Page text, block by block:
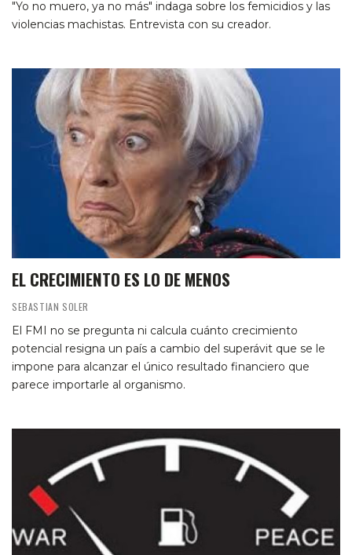
"Yo no muero, ya no más" indaga sobre los femicidios y las
violencias machistas. Entrevista con su creador.
EL CRECIMIENTO ES LO DE MENOS
SEBASTIAN SOLER
El FMI no se pregunta ni calcula cuánto crecimiento
potencial resigna un país a cambio del superávit que se le
impone para alcanzar el único resultado financiero que
parece importarle al organismo.